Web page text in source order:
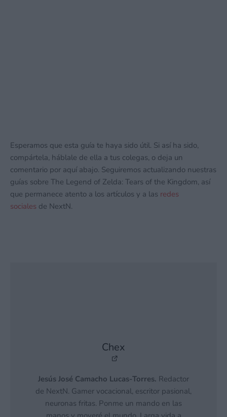
Esperamos que esta guía te haya sido útil. Si así ha sido,
compártela, háblale de ella a tus colegas, o deja un
comentario por aquí abajo. Seguiremos actualizando nuestras
guías sobre The Legend of Zelda: Tears of the Kingdom, así
que permanece atento a los artículos y a las redes
sociales de NextN.
Chex
Jesús José Camacho Lucas-Torres. Redactor
de NextN. Gamer vocacional, escritor pasional,
neuronas fritas. Ponme un mando en las